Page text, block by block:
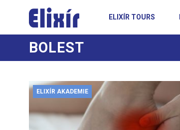
ELIXÍR TOURS
BOLEST
ELIXÍR AKADEMIE